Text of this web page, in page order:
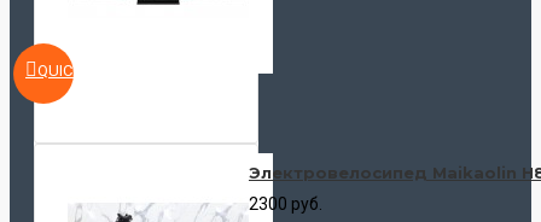
QUICKVIEW
Электровелосипед Maikaolin
2300 руб.